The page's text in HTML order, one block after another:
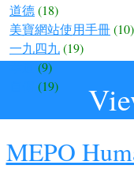
道德(18)
美寶網站使用手冊(10)
一九四九(19)
孝道(9)
(19)
MEPO